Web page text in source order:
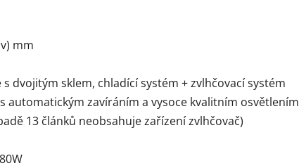
mm
s dvojitým sklem, chladící systém + zvlhčovací systém
automatickým zavíráním a vysoce kvalitním osvětlením
13 článků neobsahuje zařízení zvlhčovač)